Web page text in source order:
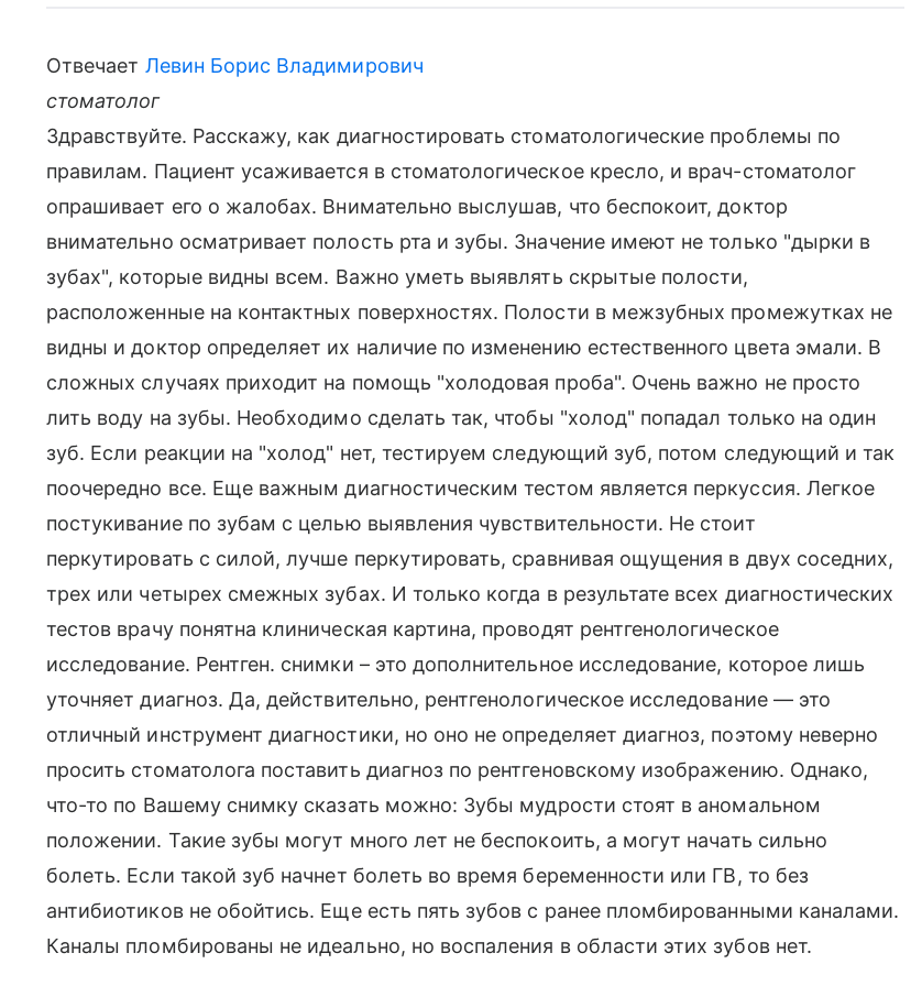
Отвечает Левин Борис Владимирович
стоматолог
Здравствуйте. Расскажу, как диагностировать стоматологические проблемы по
правилам. Пациент усаживается в стоматологическое кресло, и врач-стоматолог
опрашивает его о жалобах. Внимательно выслушав, что беспокоит, доктор
внимательно осматривает полость рта и зубы. Значение имеют не только "дырки в
зубах", которые видны всем. Важно уметь выявлять скрытые полости,
расположенные на контактных поверхностях. Полости в межзубных промежутках не
видны и доктор определяет их наличие по изменению естественного цвета эмали. В
сложных случаях приходит на помощь "холодовая проба". Очень важно не просто
лить воду на зубы. Необходимо сделать так, чтобы "холод" попадал только на один
зуб. Если реакции на "холод" нет, тестируем следующий зуб, потом следующий и так
поочередно все. Еще важным диагностическим тестом является перкуссия. Легкое
постукивание по зубам с целью выявления чувствительности. Не стоит
перкутировать с силой, лучше перкутировать, сравнивая ощущения в двух соседних,
трех или четырех смежных зубах. И только когда в результате всех диагностических
тестов врачу понятна клиническая картина, проводят рентгенологическое
исследование. Рентген. снимки – это дополнительное исследование, которое лишь
уточняет диагноз. Да, действительно, рентгенологическое исследование — это
отличный инструмент диагностики, но оно не определяет диагноз, поэтому неверно
просить стоматолога поставить диагноз по рентгеновскому изображению. Однако,
что-то по Вашему снимку сказать можно: Зубы мудрости стоят в аномальном
положении. Такие зубы могут много лет не беспокоить, а могут начать сильно
болеть. Если такой зуб начнет болеть во время беременности или ГВ, то без
антибиотиков не обойтись. Еще есть пять зубов с ранее пломбированными каналами.
Каналы пломбированы не идеально, но воспаления в области этих зубов нет.